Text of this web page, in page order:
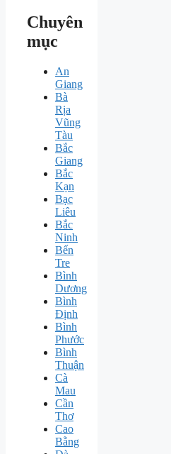
Chuyên
mục
An
Giang
Bà
Rịa
Vũng
Tàu
Bắc
Giang
Bắc
Kạn
Bạc
Liêu
Bắc
Ninh
Bến
Tre
Bình
Dương
Bình
Định
Bình
Phước
Bình
Thuận
Cà
Mau
Cần
Thơ
Cao
Bằng